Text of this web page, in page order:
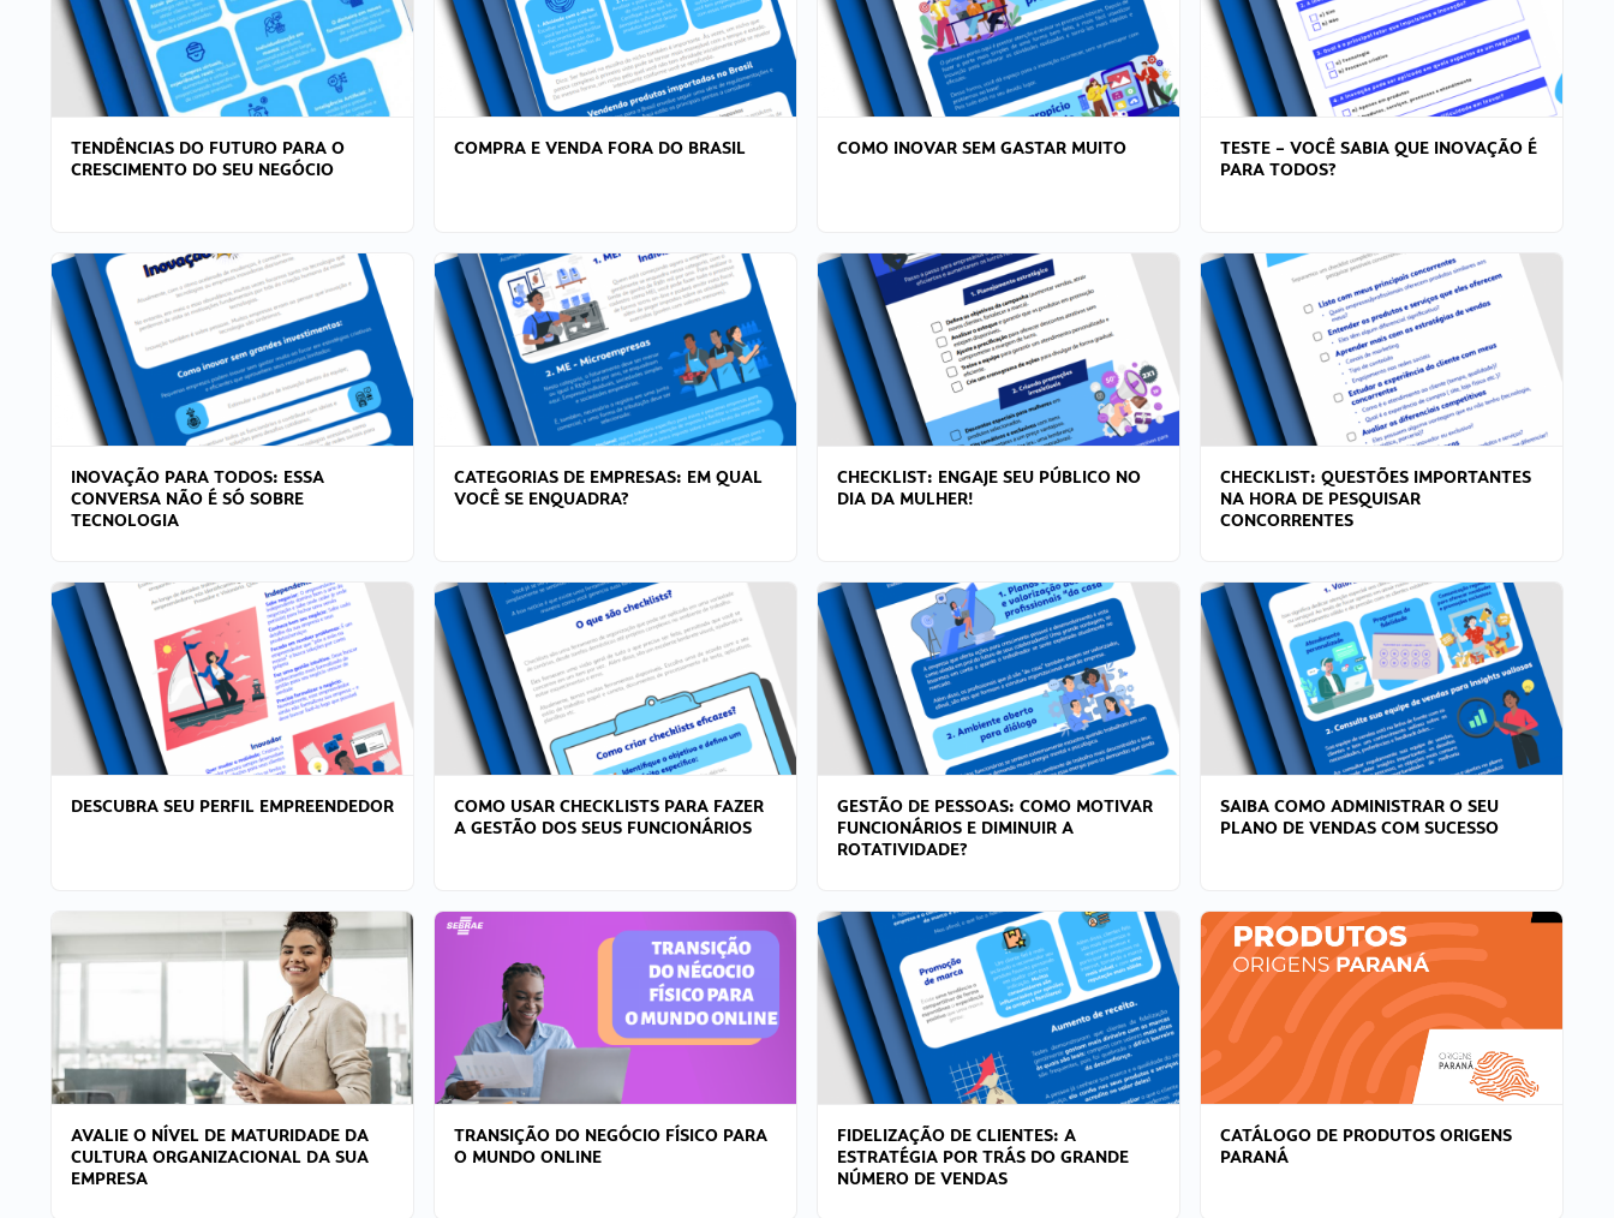
TENDÊNCIAS DO FUTURO PARA O
CRESCIMENTO DO SEU NEGÓCIO
COMPRA E VENDA FORA DO BRASIL COMO INOVAR SEM GASTAR MUITO
TESTE – VOCÊ SABIA QUE INOVAÇÃO É
PARA TODOS?
INOVAÇÃO PARA TODOS: ESSA
CONVERSA NÃO É SÓ SOBRE
TECNOLOGIA
CATEGORIAS DE EMPRESAS: EM QUAL
VOCÊ SE ENQUADRA?
CHECKLIST: ENGAJE SEU PÚBLICO NO
DIA DA MULHER!
CHECKLIST: QUESTÕES IMPORTANTES
NA HORA DE PESQUISAR
CONCORRENTES
DESCUBRA SEU PERFIL EMPREENDEDOR
COMO USAR CHECKLISTS PARA FAZER
A GESTÃO DOS SEUS FUNCIONÁRIOS
GESTÃO DE PESSOAS: COMO MOTIVAR
FUNCIONÁRIOS E DIMINUIR A
ROTATIVIDADE?
SAIBA COMO ADMINISTRAR O SEU
PLANO DE VENDAS COM SUCESSO
AVALIE O NÍVEL DE MATURIDADE DA
CULTURA ORGANIZACIONAL DA SUA
EMPRESA
TRANSIÇÃO DO NEGÓCIO FÍSICO PARA
O MUNDO ONLINE
FIDELIZAÇÃO DE CLIENTES: A
ESTRATÉGIA POR TRÁS DO GRANDE
NÚMERO DE VENDAS
CATÁLOGO DE PRODUTOS ORIGENS
PARANÁ